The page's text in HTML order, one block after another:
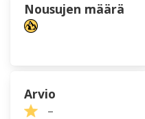
Nousujen määrä
Arvio
–